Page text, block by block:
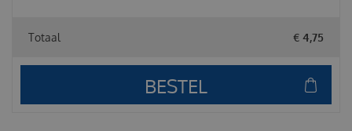
Totaal € 4,75